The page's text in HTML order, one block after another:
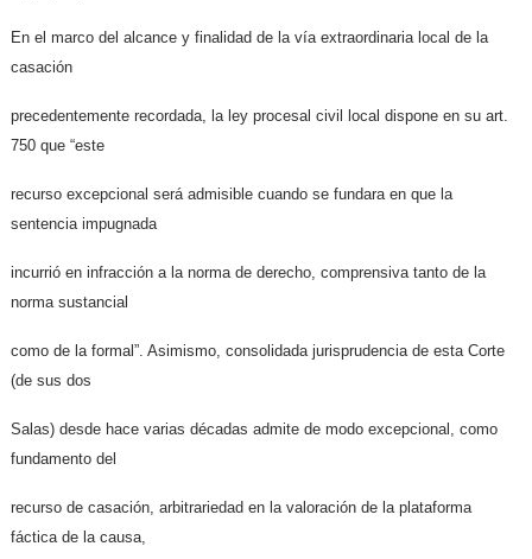
En el marco del alcance y finalidad de la vía extraordinaria local de la
casación
precedentemente recordada, la ley procesal civil local dispone en su art.
750 que “este
recurso excepcional será admisible cuando se fundara en que la
sentencia impugnada
incurrió en infracción a la norma de derecho, comprensiva tanto de la
norma sustancial
como de la formal”. Asimismo, consolidada jurisprudencia de esta Corte
(de sus dos
Salas) desde hace varias décadas admite de modo excepcional, como
fundamento del
recurso de casación, arbitrariedad en la valoración de la plataforma
fáctica de la causa,